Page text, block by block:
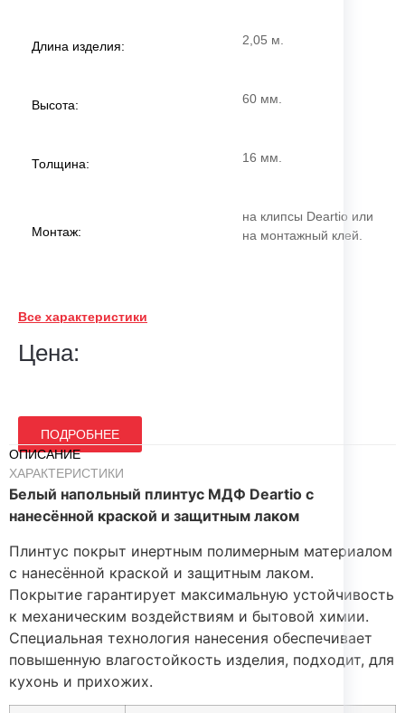
Длина изделия: 2,05 м.
Высота: 60 мм.
Толщина: 16 мм.
Монтаж:
на клипсы Deartio или
на монтажный клей.
Все характеристики
Цена:
ПОДРОБНЕЕ
ОПИСАНИЕ
ХАРАКТЕРИСТИКИ
Белый напольный плинтус МДФ Deartio с
нанесённой краской и защитным лаком
Плинтус покрыт инертным полимерным материалом
с нанесённой краской и защитным лаком.
Покрытие гарантирует максимальную устойчивость
к механическим воздействиям и бытовой химии.
Специальная технология нанесения обеспечивает
повышенную влагостойкость изделия, подходит, для
кухонь и прихожих.